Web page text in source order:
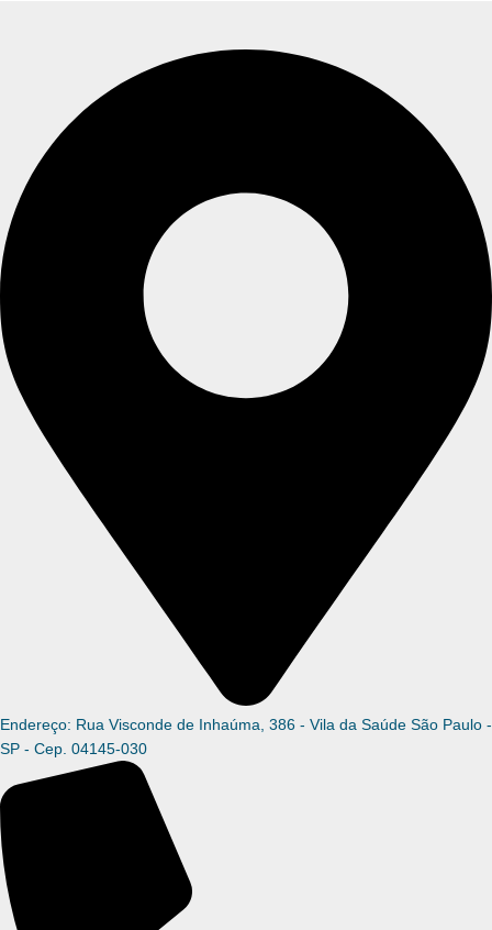
Endereço: Rua Visconde de Inhaúma, 386 - Vila da Saúde São Paulo -
SP - Cep. 04145-030